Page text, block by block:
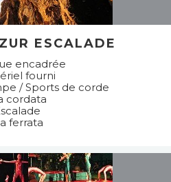
ESCALADE
encadrée
fourni
/ Sports de corde
cordata
ferrata